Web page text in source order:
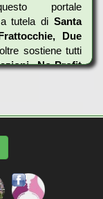
portale
tutela di Santa
Due
sostiene tutti
No-Profit
noi siamo
e/o Privati